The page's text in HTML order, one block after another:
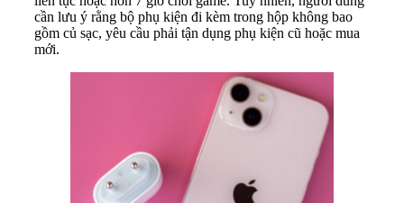
cần lưu ý rằng bộ phụ kiện đi kèm trong hộp không bao
gồm củ sạc, yêu cầu phải tận dụng phụ kiện cũ hoặc mua
mới.